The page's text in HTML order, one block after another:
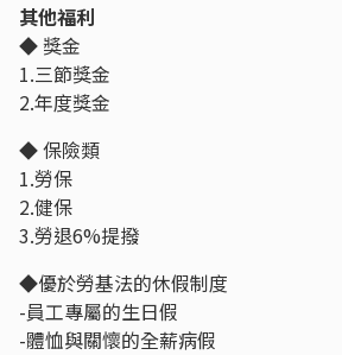
其他福利
◆ 獎金
1.三節獎金
2.年度獎金
◆ 保險類
1.勞保
2.健保
3.勞退6%提撥
◆優於勞基法的休假制度
-員工專屬的生日假
-體恤與關懷的全薪病假